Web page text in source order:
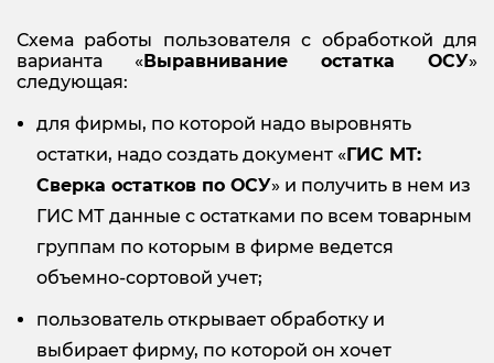
Схема работы пользователя с обработкой для
варианта « Выравнивание остатка ОСУ»
следующая:
для фирмы, по которой надо выровнять
остатки, надо создать документ « ГИС МТ:
Сверка остатков по ОСУ» и получить в нем из
ГИС МТ данные с остатками по всем товарным
группам по которым в фирме ведется
объемно-сортовой учет;
пользователь открывает обработку и
выбирает фирму, по которой он хочет